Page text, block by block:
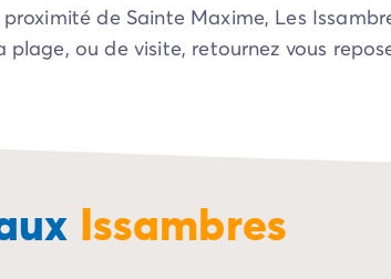
de Sainte Maxime, Les
plage, ou de visite, retournez vous
Issambres